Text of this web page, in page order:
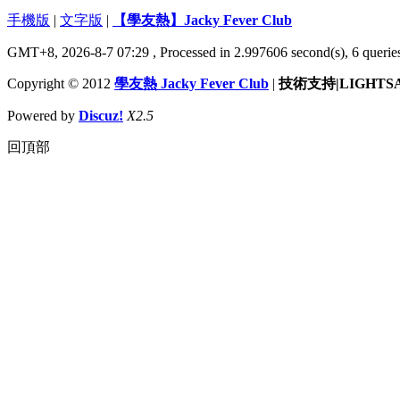
手機版 | 文字版 | 【學友熱】Jacky Fever Club
GMT+8, 2026-8-7 07:29 , Processed in 2.997606 second(s), 6
Copyright © 2012 學友熱 Jacky Fever Club | 技術支持
Powered by Discuz! X2.5
回頂部